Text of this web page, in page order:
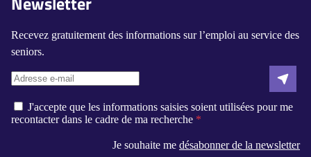
Recevez gratuitement des informations sur l’emploi au service des
seniors.
J'accepte que les informations saisies soient utilisées pour me
recontacter dans le cadre de ma recherche
Je souhaite me désabonner de la newsletter